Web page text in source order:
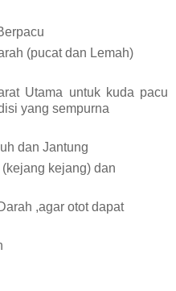
(pucat dan Lemah)
Utama untuk kuda pacu
yang sempurna
dan Jantung
kejang) dan
,agar otot dapat